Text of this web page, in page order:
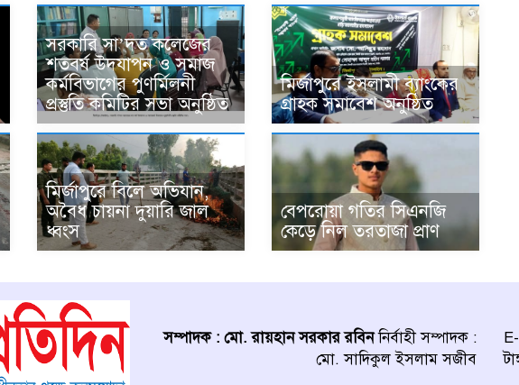
সরকারি সা’দত কলেজের
শতবর্ষ উদযাপন ও সমাজ
কর্মবিভাগের পুণর্মিলনী
প্রস্তুতি কমিটির সভা অনুষ্ঠিত
মির্জাপুরে ইসলামী ব্যাংকের
গ্রাহক সমাবেশ অনুষ্ঠিত
মির্জাপুরে বিলে অভিযান,
অবৈধ চায়না দুয়ারি জাল
ধ্বংস
বেপরোয়া গতির সিএনজি
কেড়ে নিল তরতাজা প্রাণ
সম্পাদক : মো. রায়হান সরকার রবিননির্বাহী সম্পাদক :
মো. সাদিকুল ইসলাম সজীব